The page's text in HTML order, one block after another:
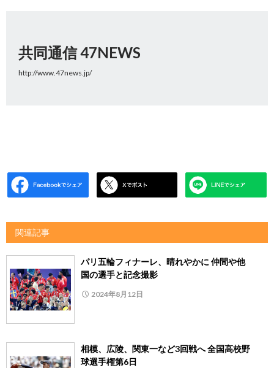
共同通信 47NEWS
http://www.47news.jp/
関連記事
パリ五輪フィナーレ、晴れやかに 仲間や他
国の選手と記念撮影
2024年8月12日
相模、広陵、関東一など3回戦へ 全国高校野
球選手権第6日